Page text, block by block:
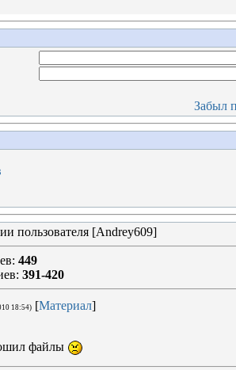
Забыл
пользователя [Andrey609]
: 449
: 391-420
18:54) [Материал]
файлы